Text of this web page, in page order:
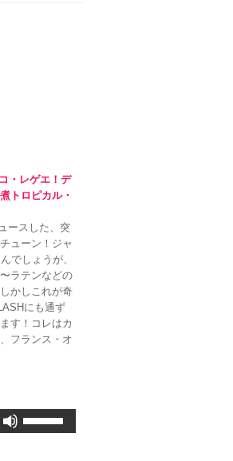
っ
て
だ
さ
い。
・レゲエ！デ
トロピカル・
ースした、突
ューン！ジャ
でしょうが、
ラテンなどの
かしこれが奇
にも通ず
す！コレはカ
フランス・オ
ボ
リ